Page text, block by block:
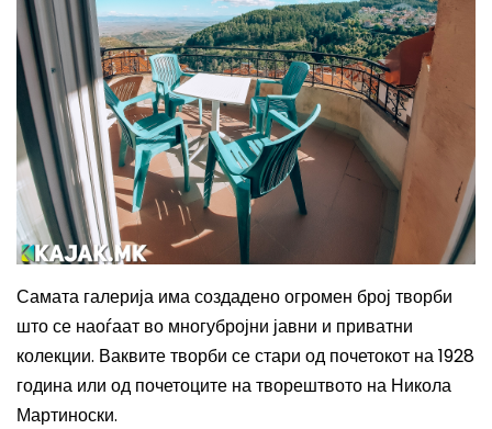
Самата галерија има создадено огромен број творби
што се наоѓаат во многубројни јавни и приватни
колекции. Ваквите творби се стари од почетокот на 1928
година или од почетоците на творештвото на Никола
Мартиноски.